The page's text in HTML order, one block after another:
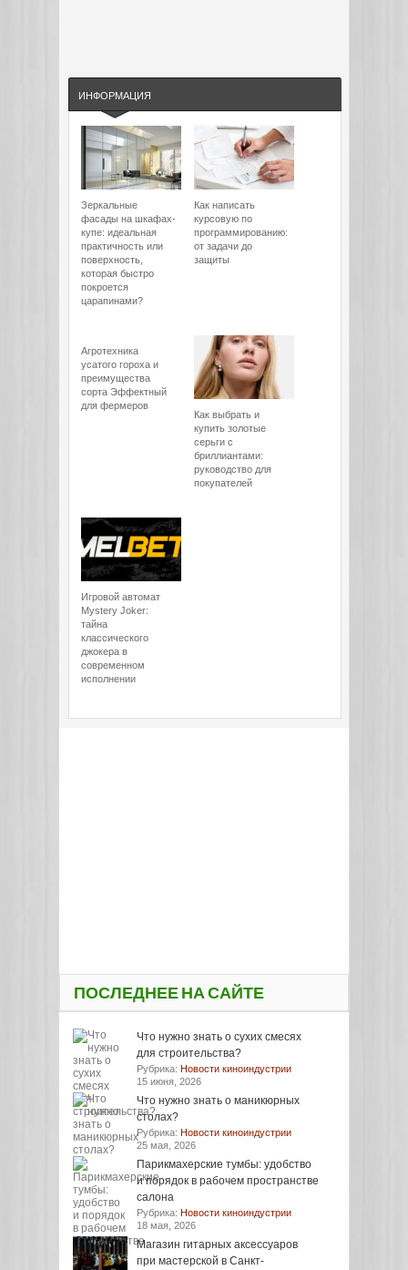
ИНФОРМАЦИЯ
Зеркальные
фасады на шкафах-
купе: идеальная
практичность или
поверхность,
которая быстро
покроется
царапинами?
Как написать
курсовую по
программированию:
от задачи до
защиты
Агротехника
усатого гороха и
преимущества
сорта Эффектный
для фермеров
Как выбрать и
купить золотые
серьги с
бриллиантами:
руководство для
покупателей
Игровой автомат
Mystery Joker:
тайна
классического
джокера в
современном
исполнении
ПОСЛЕДНЕЕ НА САЙТЕ
Что нужно знать о сухих смесях
для строительства?
Рубрика: Новости киноиндустрии
15 июня, 2026
Что нужно знать о маникюрных
столах?
Рубрика: Новости киноиндустрии
25 мая, 2026
Парикмахерские тумбы: удобство
и порядок в рабочем пространстве
салона
Рубрика: Новости киноиндустрии
18 мая, 2026
Магазин гитарных аксессуаров
при мастерской в Санкт-